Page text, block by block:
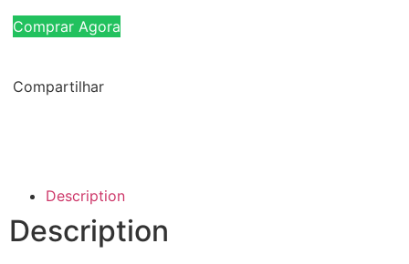
Comprar Agora
Compartilhar
Description
Description